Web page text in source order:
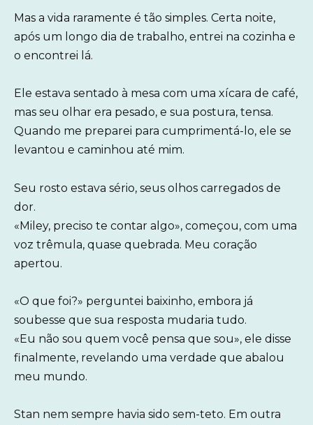
Mas a vida raramente é tão simples. Certa noite,
após um longo dia de trabalho, entrei na cozinha e
o encontrei lá.
Ele estava sentado à mesa com uma xícara de café,
mas seu olhar era pesado, e sua postura, tensa.
Quando me preparei para cumprimentá-lo, ele se
levantou e caminhou até mim.
Seu rosto estava sério, seus olhos carregados de
dor.
«Miley, preciso te contar algo», começou, com uma
voz trêmula, quase quebrada. Meu coração
apertou.
«O que foi?» perguntei baixinho, embora já
soubesse que sua resposta mudaria tudo.
«Eu não sou quem você pensa que sou», ele disse
finalmente, revelando uma verdade que abalou
meu mundo.
Stan nem sempre havia sido sem-teto. Em outra